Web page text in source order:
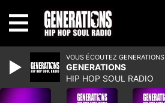
VOUS ÉCOUTEZ GENERATIONS
GENERATIONS
HIP HOP SOUL RADIO